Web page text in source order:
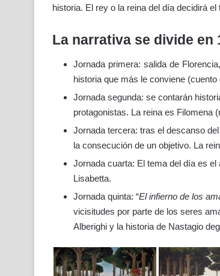
historia. El rey o la reina del día decidirá
La narrativa se divide en
Jornada primera: salida de
historia que más le conviene (cuento
Jornada segunda: se contarán
protagonistas. La reina es Filomena
Jornada tercera: tras el descanso
la consecución de un objetivo. La
Jornada cuarta: El tema del día es
Lisabetta.
Jornada quinta: “El infierno de los
vicisitudes por parte de los seres
Alberighi y la historia de Nastagio